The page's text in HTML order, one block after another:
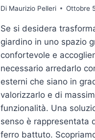
Di Maurizio Pelleri Ottobre
Se si desidera
giardino in uno spazio
confortevole e
necessario arredarlo
esterni che siano in
valorizzarlo e di
funzionalità. Una
senso è rappresentata
ferro battuto.